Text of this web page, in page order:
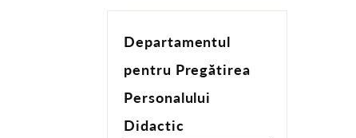
Departamentul
pentru Pregătirea
Personalului
Didactic